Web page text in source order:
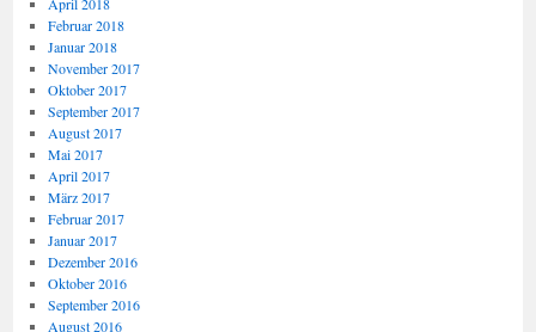
April 2018
Februar 2018
Januar 2018
November 2017
Oktober 2017
September 2017
August 2017
Mai 2017
April 2017
März 2017
Februar 2017
Januar 2017
Dezember 2016
Oktober 2016
September 2016
August 2016